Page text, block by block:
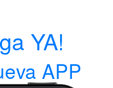
YA!
APP